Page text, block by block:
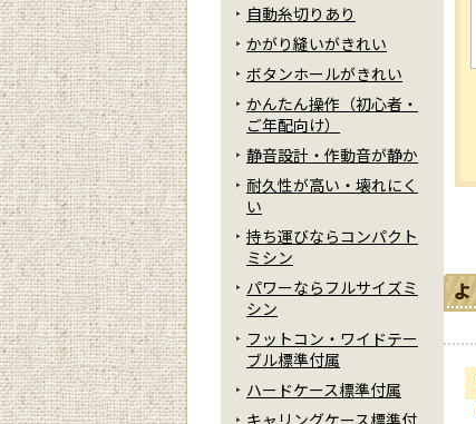
自動糸切りあり
かがり縫いがきれい
ボタンホールがきれい
かんたん操作（初心者・
ご年配向け）
静音設計・作動音が静か
耐久性が高い・壊れにく
い
持ち運びならコンパクト
ミシン
パワーならフルサイズミ
シン
フットコン・ワイドテー
ブル標準付属
ハードケース標準付属